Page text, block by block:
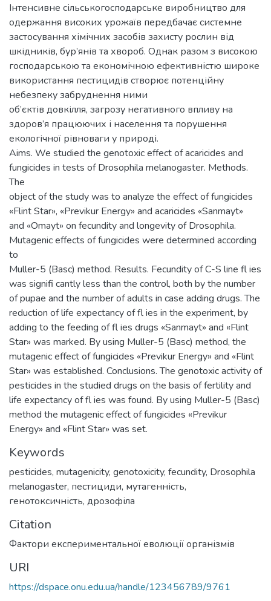
Інтенсивне сільськогосподарське виробництво для
одержання високих урожаїв передбачає системне
застосування хімічних засобів захисту рослин від
шкідників, бур’янів та хвороб. Однак разом з високою
господарською та економічною ефективністю широке
використання пестицидів створює потенційну
небезпеку забруднення ними
об’єктів довкілля, загрозу негативного впливу на
здоров’я працюючих і населення та порушення
екологічної рівноваги у природі.
Aims. We studied the genotoxic effect of acaricides and
fungicides in tests of Drosophila melanogaster. Methods.
The
object of the study was to analyze the effect of fungicides
«Flint Star», «Previkur Energy» and acaricides «Sanmayt»
and «Omayt» on fecundity and longevity of Drosophila.
Mutagenic effects of fungicides were determined according
to
Muller-5 (Basc) method. Results. Fecundity of C-S line fl ies
was signifi cantly less than the control, both by the number
of pupae and the number of adults in case adding drugs. The
reduction of life expectancy of fl ies in the experiment, by
adding to the feeding of fl ies drugs «Sanmayt» and «Flint
Star» was marked. By using Muller-5 (Basc) method, the
mutagenic effect of fungicides «Previkur Energy» and «Flint
Star» was established. Conclusions. The genotoxic activity of
pesticides in the studied drugs on the basis of fertility and
life expectancy of fl ies was found. By using Muller-5 (Basc)
method the mutagenic effect of fungicides «Previkur
Energy» and «Flint Star» was set.
Keywords
pesticides, mutagenicity, genotoxicity, fecundity, Drosophila
melanogaster, пестициди, мутагенність,
генотоксичність, дрозофіла
Citation
Фактори експериментальної еволюції організмів
URI
https://dspace.onu.edu.ua/handle/123456789/9761